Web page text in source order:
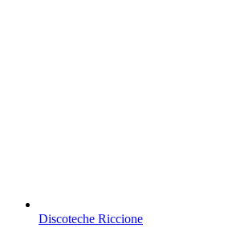
Discoteche Riccione